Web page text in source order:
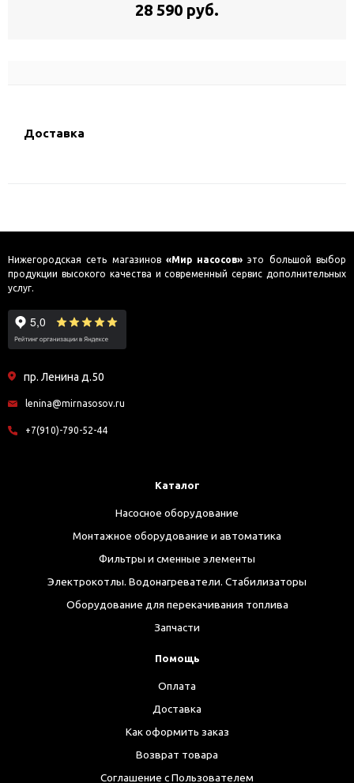
28 590 руб.
Доставка
Нижегородская сеть магазинов «Мир насосов» это большой выбор
продукции высокого качества и современный сервис дополнительных
услуг.
пр. Ленина д.50
lenina@mirnasosov.ru
+7(910)-790-52-44
Каталог
Насосное оборудование
Монтажное оборудование и автоматика
Фильтры и сменные элементы
Электрокотлы. Водонагреватели. Стабилизаторы
Оборудование для перекачивания топлива
Запчасти
Помощь
Оплата
Доставка
Как оформить заказ
Возврат товара
Соглашение с Пользователем